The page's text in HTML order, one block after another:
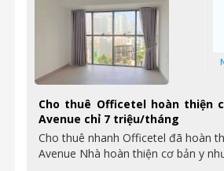
Cho thuê Officetel hoàn thiện
Avenue chỉ 7 triệu/tháng
Cho thuê nhanh Officetel đã hoàn
Avenue Nhà hoàn thiện cơ bản y